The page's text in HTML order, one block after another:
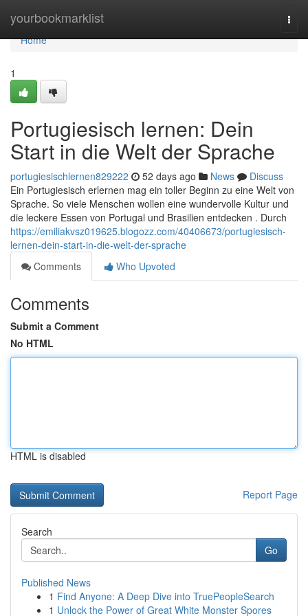
yourbookmarklist
Home
Home
1
Portugiesisch lernen: Dein
Start in die Welt der Sprache
portugiesischlernen829222 52 days ago News
Discuss
Ein Portugiesisch erlernen mag ein toller Beginn zu eine Welt von
Sprache. So viele Menschen wollen eine wundervolle Kultur und
die leckere Essen von Portugal und Brasilien entdecken . Durch
https://emiliakvsz019625.blogozz.com/40406673/portugiesisch-
lernen-dein-start-in-die-welt-der-sprache
Comments
Who Upvoted
Comments
Submit a Comment
No HTML
HTML is disabled
Report Page
Search
Go
Published News
1 Find Anyone: A Deep Dive into TruePeopleSearch
1 Unlock the Power of Great White Monster Spores